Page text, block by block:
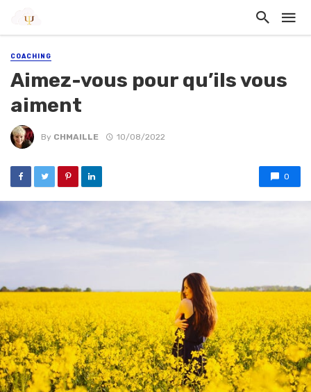
COACHING
Aimez-vous pour qu’ils vous
aiment
By CHMAILLE 10/08/2022
0